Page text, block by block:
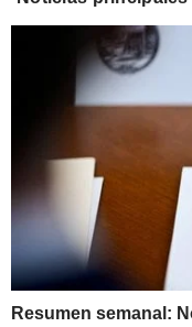
Resumen semanal: